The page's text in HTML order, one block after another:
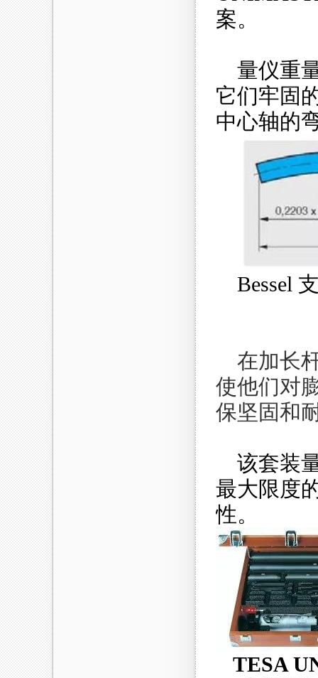
案。
量仪重
它们牢固
中心轴的
Bessel
在加长
使他们对
保坚固和
该套装
最大限度
性。
TESA